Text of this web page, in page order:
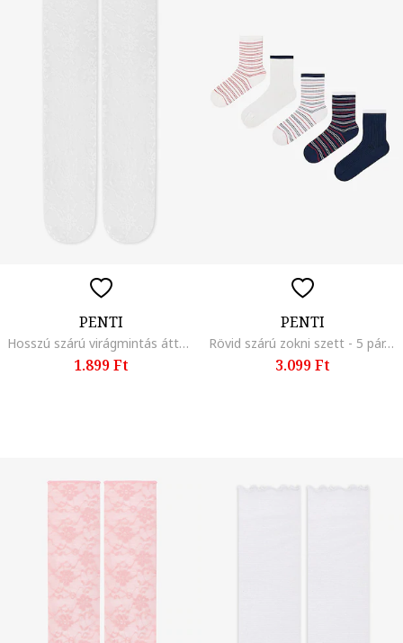
PENTI
Hosszú szárú virágmintás áttetsző zokni, Ekrü,
1.899 Ft
PENTI
Rövid szárú zokni szett - 5 pár, Fehér, Sötétkék, Meggypiros,
3.099 Ft